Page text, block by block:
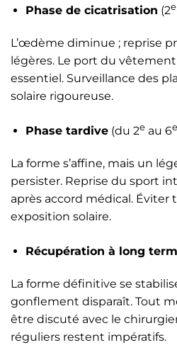
Phase de cicatrisation (2e
L’œdème diminue ; reprise
légères. Le port du
essentiel. Surveillance des
solaire rigoureuse.
Phase tardive(du 2eau 6e
La forme s’affine, mais un
persister. Reprise du sport
après accord médical. Éviter
exposition solaire.
Récupération à long
La forme définitive se
gonflement disparaît. Tout
être discuté avec le
réguliers restent impératifs.